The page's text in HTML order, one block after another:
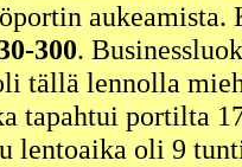
aukeamista.
300.
tällä lennolla
tapahtui portilta
lentoaika oli 9